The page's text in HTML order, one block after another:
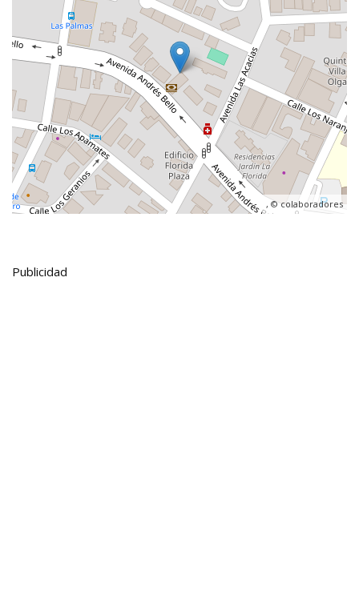
, ©colaboradores
Publicidad